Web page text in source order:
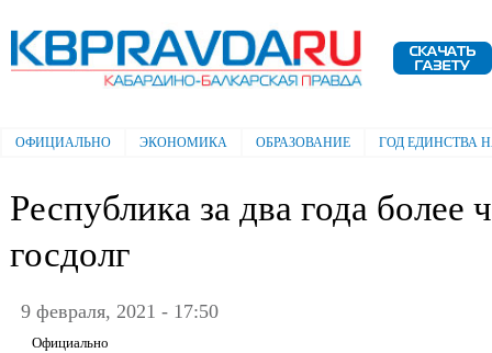
Электронная газета "Кабардино-
Балкарская правда"
Главное меню
ОФИЦИАЛЬНО ЭКОНОМИКА ОБРАЗОВАНИЕ ГОД ЕДИНСТВА
Республика за два года более
госдолг
9 февраля, 2021 - 17:50
Официально